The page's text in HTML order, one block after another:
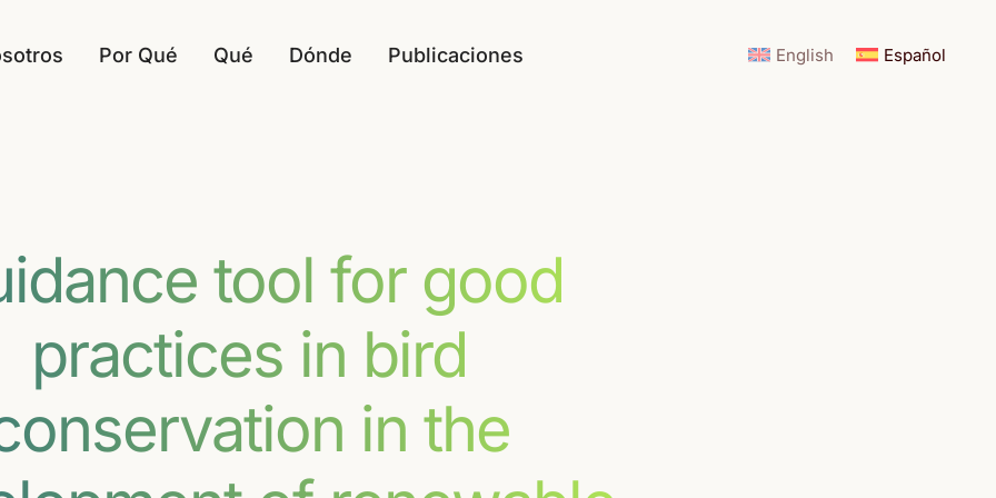
Por Qué Qué Dónde Publicaciones English Español
tool for good
practices in bird
in the